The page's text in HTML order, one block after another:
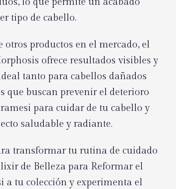
tipo de cabello.
otros productos en el mercado, el
ofrece resultados visibles y
tanto para cabellos dañados
que buscan prevenir el deterioro
para cuidar de tu cabello y
saludable y radiante.
transformar tu rutina de cuidado
de Belleza para Reformar el
a tu colección y experimenta el